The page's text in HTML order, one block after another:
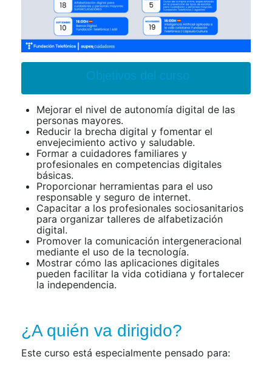
Objetivos del curso
Mejorar el nivel de autonomía digital de las
personas mayores.
Reducir la brecha digital y fomentar el
envejecimiento activo y saludable.
Formar a cuidadores familiares y
profesionales en competencias digitales
básicas.
Proporcionar herramientas para el uso
responsable y seguro de internet.
Capacitar a los profesionales sociosanitarios
para organizar talleres de alfabetización
digital.
Promover la comunicación intergeneracional
mediante el uso de la tecnología.
Mostrar cómo las aplicaciones digitales
pueden facilitar la vida cotidiana y fortalecer
la independencia.
¿A quién va dirigido?
Este curso está especialmente pensado para: